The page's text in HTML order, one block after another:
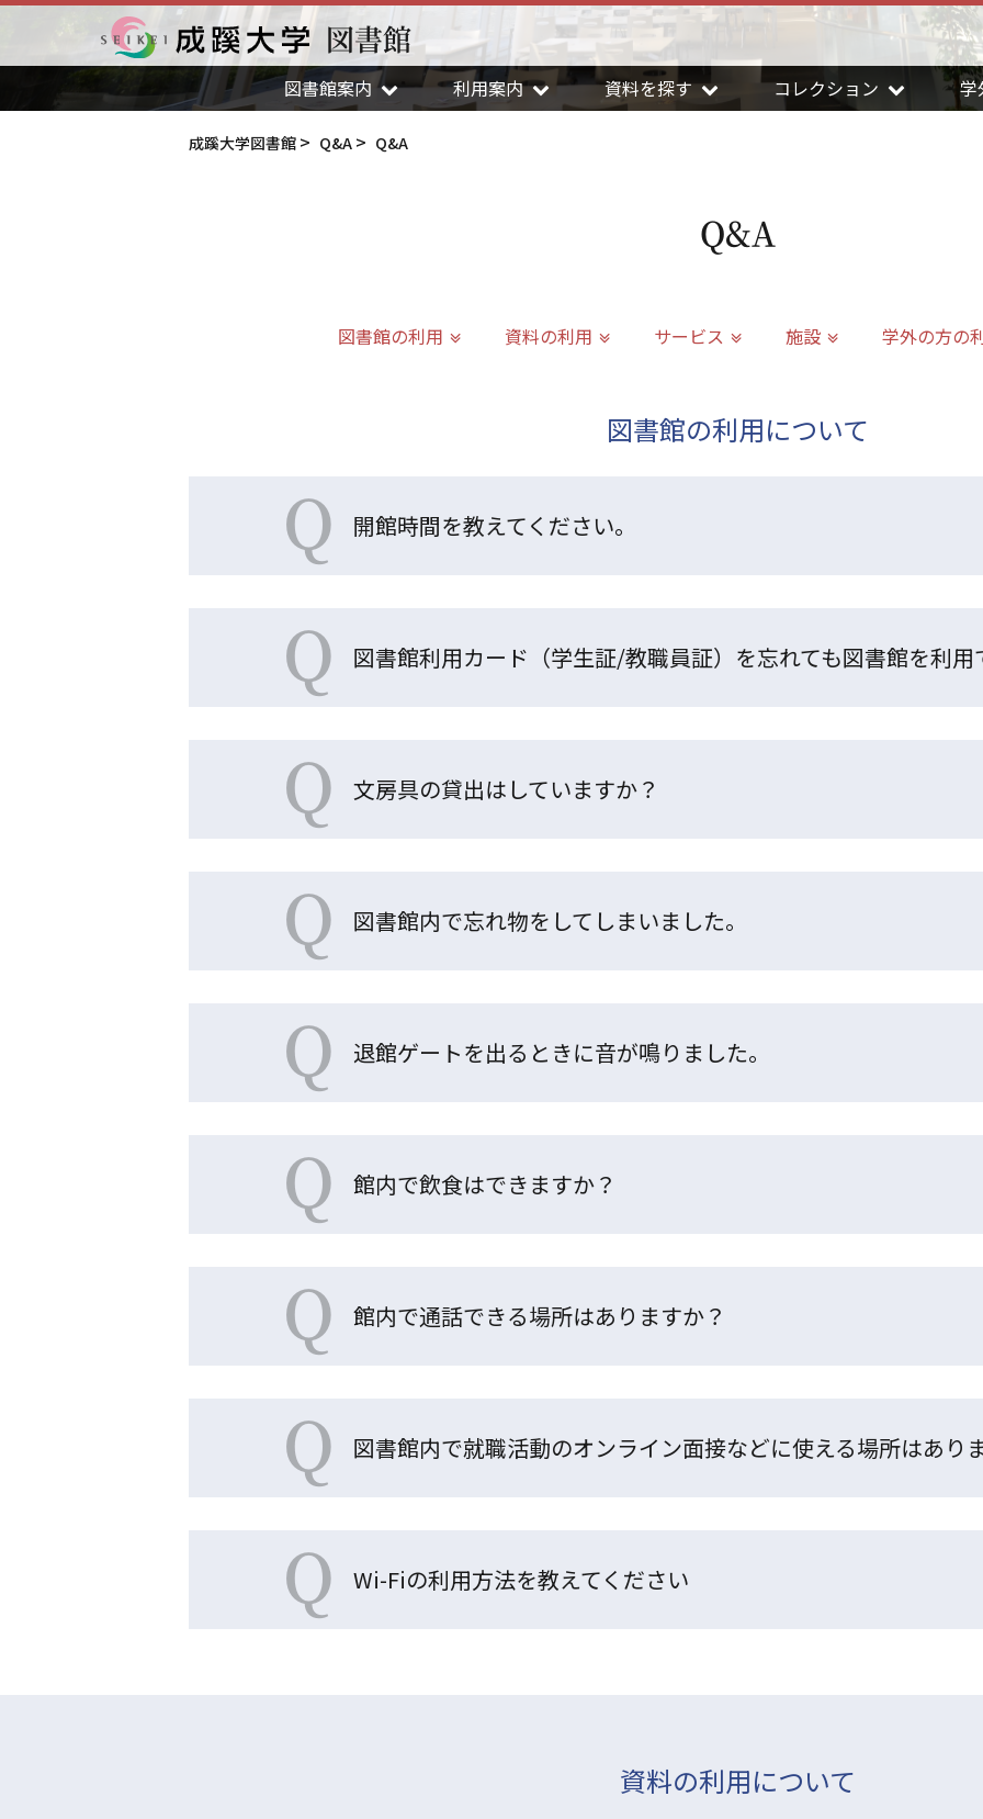
成蹊大学
図書館
図書館案内 利用案内 資料を探す コレクション 学
成蹊大学図書館 Q&A Q&A
Q&A
図書館の利用 資料の利用 サービス 施設 学外の方の
図書館の利用について
Q 開館時間を教えてください。
Q 図書館利用カード（学生証/教職員証）を忘れても図書館を利用
Q 文房具の貸出はしていますか？
Q 図書館内で忘れ物をしてしまいました。
Q 退館ゲートを出るときに音が鳴りました。
Q 館内で飲食はできますか？
Q 館内で通話できる場所はありますか？
Q 図書館内で就職活動のオンライン面接などに使える場所はあり
Q Wi-Fiの利用方法を教えてください
資料の利用について